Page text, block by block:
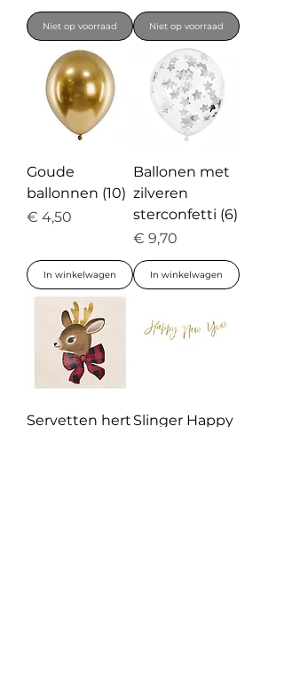
Niet op voorraad Niet op voorraad
Goude
ballonnen (10)
Prijs
€ 4,50
In winkelwagen
Ballonen met
zilveren
sterconfetti (6)
Prijs
€ 9,70
In winkelwagen
Servetten hert Slinger Happy